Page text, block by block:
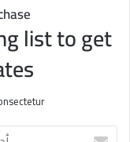
list to get